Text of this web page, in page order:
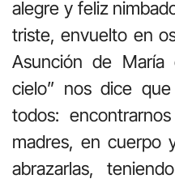
alegre y feliz
triste, envuelto en
Asunción de
cielo” nos dice
todos:
madres, en cuerpo
abrazarlas,